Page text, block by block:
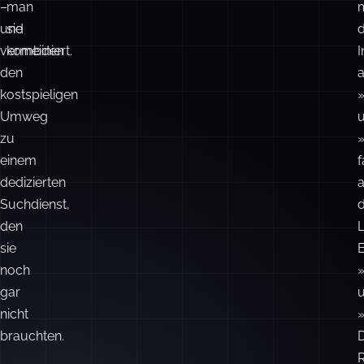
bessere
Suchergebnisse
mit
weniger
Komplexität
–
und
vermeiden
den
kostspieligen
Umweg
zu
einem
dedizierten
Suchdienst,
den
richtige
Wahl
ist
und
wie
man
sie
kombiniert.